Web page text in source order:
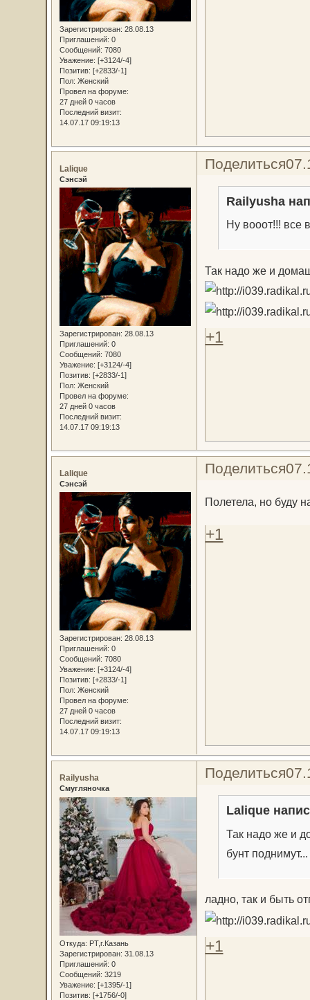
Зарегистрирован: 28.08.13
Приглашений: 0
Сообщений: 7080
Уважение: [+3124/-4]
Позитив: [+2833/-1]
Пол: Женский
Провел на форуме:
27 дней 0 часов
Последний визит:
14.07.17 09:19:13
Поделиться
Lalique
Сэнсэй
Зарегистрирован: 28.08.13
Приглашений: 0
Сообщений: 7080
Уважение: [+3124/-4]
Позитив: [+2833/-1]
Пол: Женский
Провел на форуме:
27 дней 0 часов
Последний визит:
14.07.17 09:19:13
Railyusha
Ну вооот!!! все
Так надо же и
+1
Поделиться
Lalique
Сэнсэй
Зарегистрирован: 28.08.13
Приглашений: 0
Сообщений: 7080
Уважение: [+3124/-4]
Позитив: [+2833/-1]
Пол: Женский
Провел на форуме:
27 дней 0 часов
Последний визит:
14.07.17 09:19:13
Полетела, но буду
+1
Поделиться
Railyusha
Смугляночка
Откуда: РТ,г.Казань
Зарегистрирован: 31.08.13
Приглашений: 0
Сообщений: 3219
Уважение: [+1395/-1]
Позитив: [+1756/-0]
Lalique
Так надо же и
бунт поднимут...
ладно, так и быть
+1